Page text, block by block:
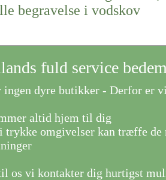
begravelse i vodskov
fuld service
ingen dyre butikker - Derfor er
altid hjem til dig
trykke omgivelser kan træffe de
os vi kontakter dig hurtigst